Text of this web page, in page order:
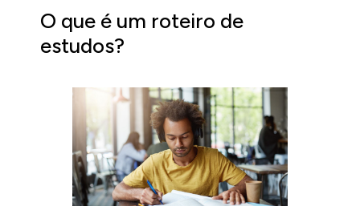
O que é um roteiro de
estudos?